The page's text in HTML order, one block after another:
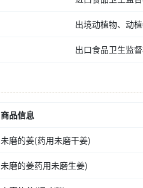
出境动植物、动
出口食品卫生监
商品信息
未磨的姜(药用未磨干姜)
未磨的姜药用未磨生姜)